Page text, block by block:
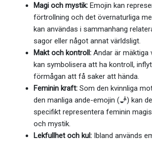
Magi och mystik: Emojin kan
förtrollning och det övernaturliga
kan användas i sammanhang
sagor eller något annat världsligt.
Makt och kontroll: Andar är mäktiga
kan symbolisera att ha kontroll,
förmågan att få saker att hända.
Feminin kraft: Som den kvinnliga
den manliga ande-emojin (🧞) kan
specifikt representera feminin
och mystik.
Lekfullhet och kul: Ibland används